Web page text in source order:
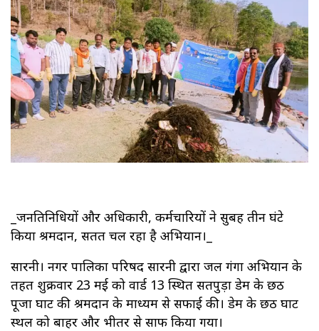
_जनप्रतिनिधियों और अधिकारी, कर्मचारियों ने सुबह तीन घंटे
किया श्रमदान, सतत चल रहा है अभियान।_
सारनी। नगर पालिका परिषद सारनी द्वारा जल गंगा अभियान के
तहत शुक्रवार 23 मई को वार्ड 13 स्थित सतपुड़ा डेम के छठ
पूजा घाट की श्रमदान के माध्यम से सफाई की। डेम के छठ घाट
स्थल को बाहर और भीतर से साफ किया गया।